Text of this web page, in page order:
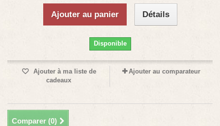
Ajouter au panier Détails
Disponible
Ajouter à ma liste de
cadeaux
Ajouter au comparateur
Comparer (0)